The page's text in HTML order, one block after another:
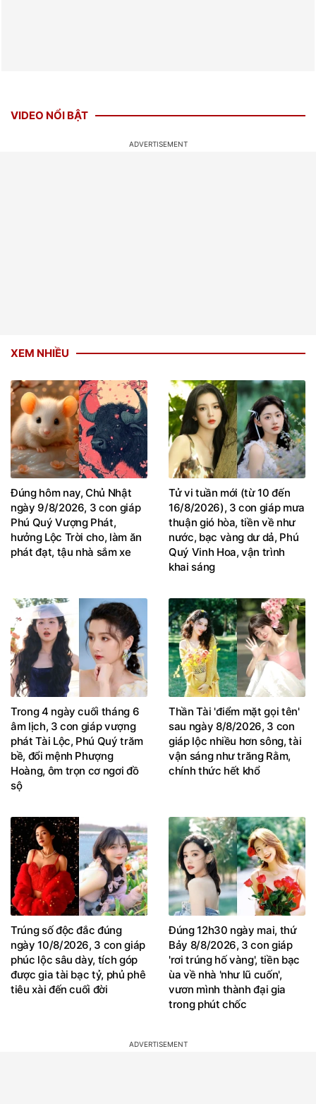
VIDEO NỔI BẬT
XEM NHIỀU
Đúng hôm nay, Chủ Nhật
ngày 9/8/2026, 3 con giáp
Phú Quý Vượng Phát,
hưởng Lộc Trời cho, làm ăn
phát đạt, tậu nhà sắm xe
Tử vi tuần mới (từ 10 đến
16/8/2026), 3 con giáp mưa
thuận gió hòa, tiền về như
nước, bạc vàng dư dả, Phú
Quý Vinh Hoa, vận trình
khai sáng
Trong 4 ngày cuối tháng 6
âm lịch, 3 con giáp vượng
phát Tài Lộc, Phú Quý trăm
bề, đổi mệnh Phượng
Hoàng, ôm trọn cơ ngơi đồ
sộ
Thần Tài 'điểm mặt gọi tên'
sau ngày 8/8/2026, 3 con
giáp lộc nhiều hơn sông, tài
vận sáng như trăng Rằm,
chính thức hết khổ
Trúng số độc đắc đúng
ngày 10/8/2026, 3 con giáp
phúc lộc sâu dày, tích góp
được gia tài bạc tỷ, phủ phê
tiêu xài đến cuối đời
Đúng 12h30 ngày mai, thứ
Bảy 8/8/2026, 3 con giáp
'rơi trúng hố vàng', tiền bạc
ùa về nhà 'như lũ cuốn',
vươn mình thành đại gia
trong phút chốc